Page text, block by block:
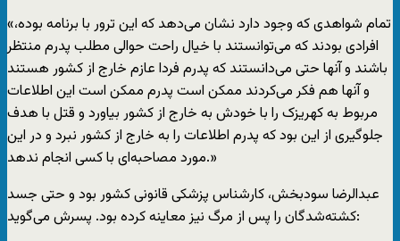
«تمام شواهدی که وجود دارد نشان می‌دهد که این ترور با برنامه بوده،
افرادی بودند که می‌توانستند با خیال راحت حوالی مطلب پدرم منتظر
باشند و آنها حتی می‌دانستند که پدرم فردا عازم خارج از کشور هستند
و آنها هم فکر می‌کردند ممکن است پدرم ممکن است این اطلاعات
مربوط به کهریزک را با خودش به خارج از کشور بیاورد و قتل با هدف
جلوگیری از این بود که پدرم اطلاعات را به خارج از کشور نبرد و در این
مورد مصاحبه‌ای با کسی انجام ندهد.»
عبدالرضا سودبخش، کارشناس پزشکی قانونی کشور بود و حتی جسد
کشته‌شدگان را پس از مرگ نیز معاینه کرده بود. پسرش می‌گوید: